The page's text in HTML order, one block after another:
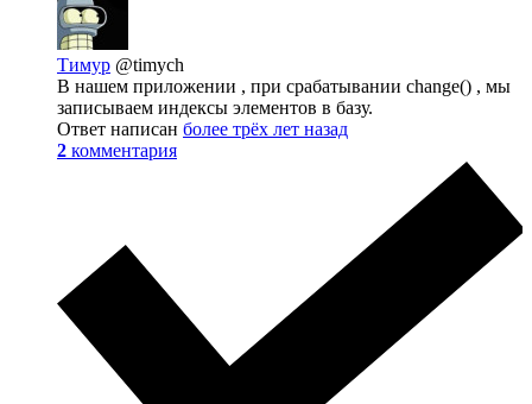
Тимур @timych
В нашем приложении , при срабатывании change() , мы
записываем индексы элементов в базу.
Ответ написан более трёх лет назад
2 комментария